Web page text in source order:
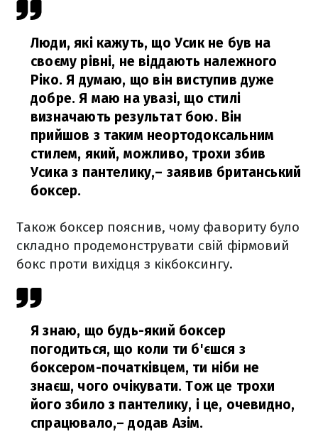
Люди, які кажуть, що Усик не був на
своєму рівні, не віддають належного
Ріко. Я думаю, що він виступив дуже
добре. Я маю на увазі, що cтилі
визначають результат бою. Він
прийшов з таким неортодоксальним
стилем, який, можливо, трохи збив
Усика з пантелику,– заявив британський
боксер.
Також боксер пояснив, чому фавориту було
складно продемонструвати свій фірмовий
бокс проти вихідця з кікбоксингу.
Я знаю, що будь-який боксер
погодиться, що коли ти б'єшся з
боксером-початківцем, ти ніби не
знаєш, чого очікувати. Тож це трохи
його збило з пантелику, і це, очевидно,
спрацювало,– додав Азім.